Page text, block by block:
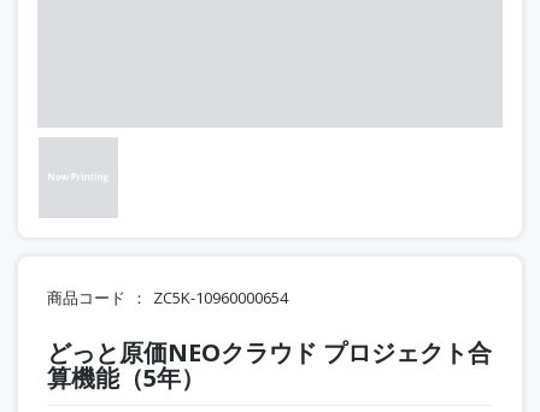
商品コード ZC5K-10960000654
どっと原価NEOクラウド プロジェクト合
算機能（5年）